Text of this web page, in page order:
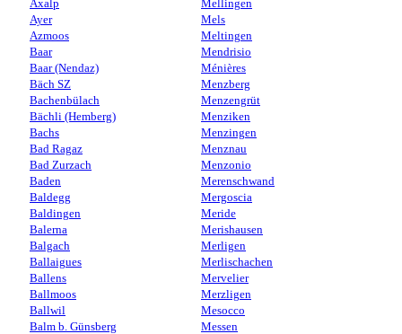
Axalp
Ayer
Azmoos
Baar
Baar (Nendaz)
Bäch SZ
Bachenbülach
Bächli (Hemberg)
Bachs
Bad Ragaz
Bad Zurzach
Baden
Baldegg
Baldingen
Balerna
Balgach
Ballaigues
Ballens
Ballmoos
Ballwil
Balm b. Günsberg
Mellingen
Mels
Meltingen
Mendrisio
Ménières
Menzberg
Menzengrüt
Menziken
Menzingen
Menznau
Menzonio
Merenschwand
Mergoscia
Meride
Merishausen
Merligen
Merlischachen
Mervelier
Merzligen
Mesocco
Messen